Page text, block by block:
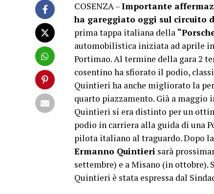
COSENZA –Importante
ha gareggiato oggi sul circuito
prima tappa italiana della
automobilistica iniziata ad aprile
Portimao. Al termine della gara 2
cosentino ha sfiorato il podio,
Quintieri ha anche migliorato la
quarto piazzamento. Già a maggio
Quintieri si era distinto per un
podio in carriera alla guida di una
pilota italiano al traguardo. Dopo
Ermanno Quintieri sarà
settembre) e a Misano (in
Quintieri è stata espressa dal